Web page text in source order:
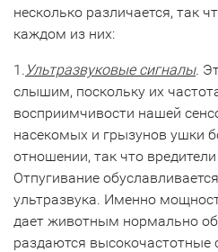
несколько различается, так
каждом из них:
1.Ультразвуковые сигналы.
слышим, поскольку их
восприимчивости нашей
насекомых и грызунов ушки
отношении, так что
Отпугивание
ультразвука. Именно
дает животным нормально
раздаются высокочастотные